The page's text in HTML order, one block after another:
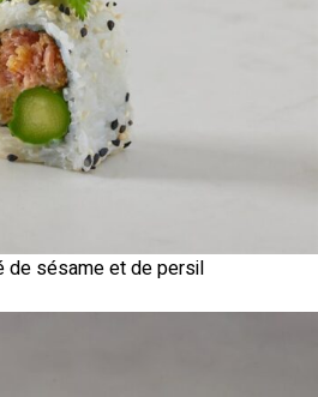
de sésame et de persil